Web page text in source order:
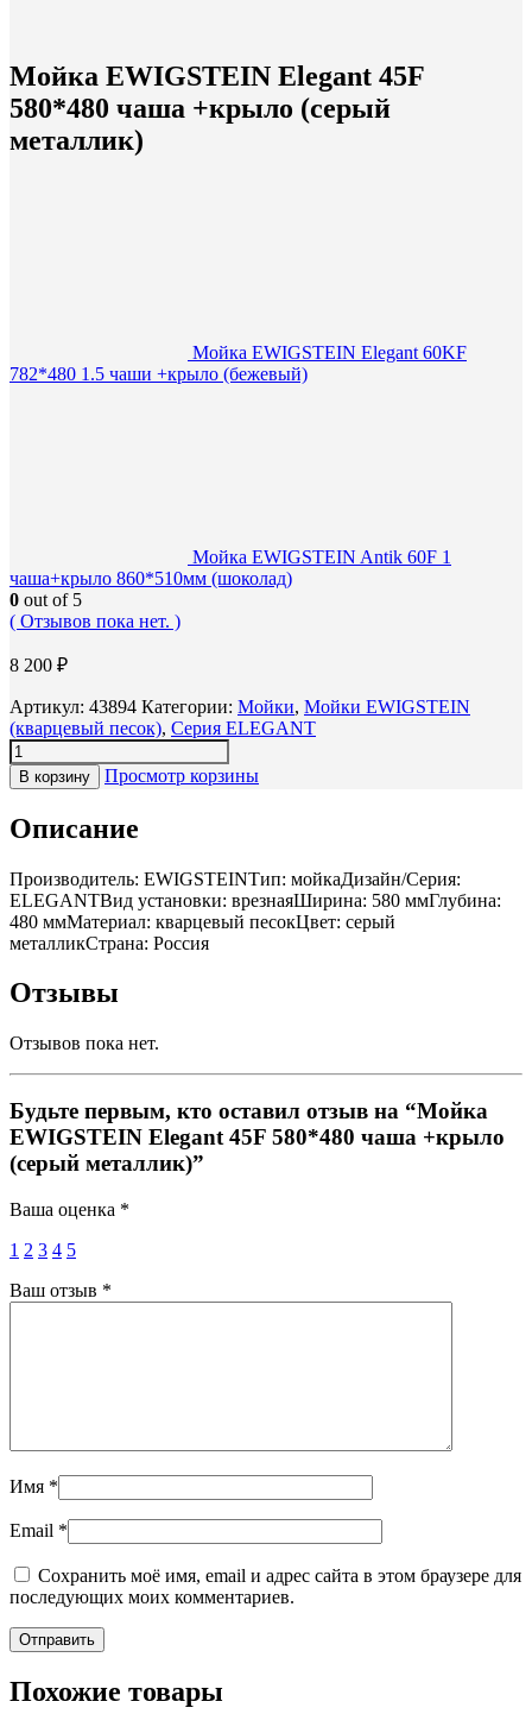
Мойка EWIGSTEIN Elegant 45F
580*480 чаша +крыло (серый
металлик)
Мойка EWIGSTEIN Elegant 60KF
782*480 1.5 чаши +крыло (бежевый)
Мойка EWIGSTEIN Antik 60F 1
чаша+крыло 860*510мм (шоколад)
0 out of 5
( Отзывов пока нет. )
8 200 ₽
Артикул: 43894 Категории: Мойки, Мойки ЕWIGSTEIN
(кварцевый песок), Серия ELEGANT
В корзину Просмотр корзины
Описание
Производитель: EWIGSTEINТип: мойкаДизайн/Серия:
ELEGANTВид установки: врезнаяШирина: 580 ммГлубина:
480 ммМатериал: кварцевый песокЦвет: серый
металликСтрана: Россия
Отзывы
Отзывов пока нет.
Будьте первым, кто оставил отзыв на “Мойка
EWIGSTEIN Elegant 45F 580*480 чаша +крыло
(серый металлик)”
Ваша оценка *
1 2 3 4 5
Ваш отзыв *
Имя *
Email *
Сохранить моё имя, email и адрес сайта в этом браузере для
последующих моих комментариев.
Похожие товары